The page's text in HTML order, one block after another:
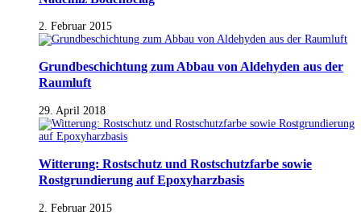
2. Februar 2015
Grundbeschichtung zum Abbau von Aldehyden aus der
Raumluft
29. April 2018
Witterung: Rostschutz und Rostschutzfarbe sowie
Rostgrundierung auf Epoxyharzbasis
2. Februar 2015